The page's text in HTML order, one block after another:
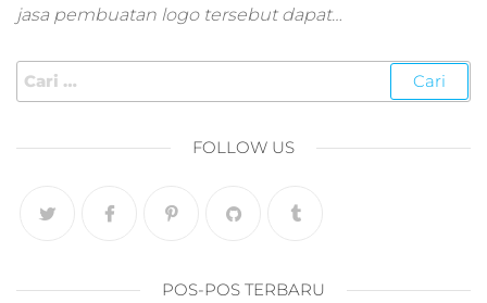
digital
digital,digital
marketing untuk
umkm,digital
umkm,pemasaran
digital
jasa pembuatan logo tersebut dapat…
FOLLOW US
POS-POS TERBARU